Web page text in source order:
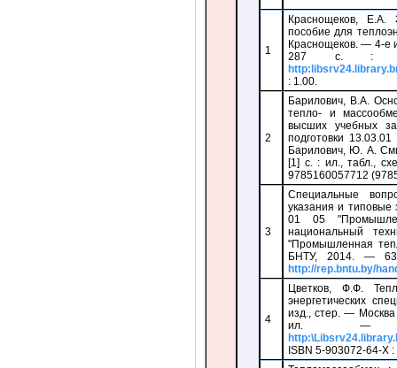
1
Краснощеков, Е.А.
пособие для
Краснощеков. — 4-е
287 с. :
: 1.00.
2
Барилович, В.А.
тепло- и
высших учебных
подготовки
Барилович, Ю. А.
[1] с. : ил., табл.,
9785160057712
3
Специальные
указания и типовые
01 05
национальный
"Промышленная
БНТУ, 2014. —
http://rep.bntu.by/
4
Цветков, Ф.Ф.
энергетических
изд., стер. —
ил. —
ISBN 5-903072-64-X